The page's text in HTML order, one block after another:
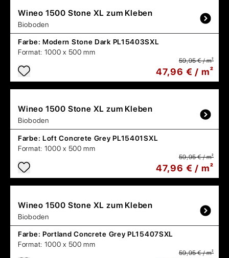
Wineo 1500 Stone XL zum Kleben
Bioboden
Farbe: Modern Stone Dark PL15403SXL
Format: 1000 x 500 mm
59,95 € / m²
47,96 € / m²
Wineo 1500 Stone XL zum Kleben
Bioboden
Farbe: Loft Concrete Grey PL15401SXL
Format: 1000 x 500 mm
59,95 € / m²
47,96 € / m²
Wineo 1500 Stone XL zum Kleben
Bioboden
Farbe: Portland Concrete Grey PL15407SXL
Format: 1000 x 500 mm
59,95 € / m²